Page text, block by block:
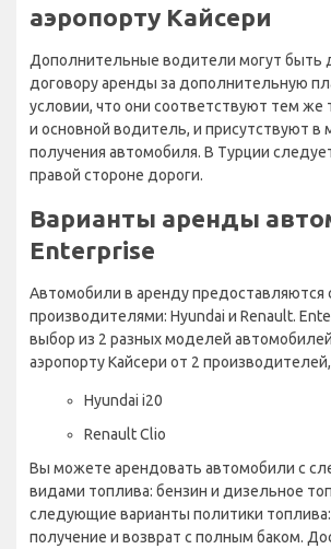
аэропорту Кайсери
Дополнительные водители могут быть
договору аренды за дополнительную
условии, что они соответствуют тем же
и основной водитель, и присутствуют в
получения автомобиля. В Турции
правой стороне дороги.
Варианты аренды
Enterprise
Автомобили в аренду
производителями: Hyundai и Renault.
выбор из 2 разных моделей
аэропорту Кайсери от 2
Hyundai i20
Renault Clio
Вы можете арендовать автомобили с
видами топлива: бензин и дизельное
следующие варианты политики
получение и возврат с полным баком.